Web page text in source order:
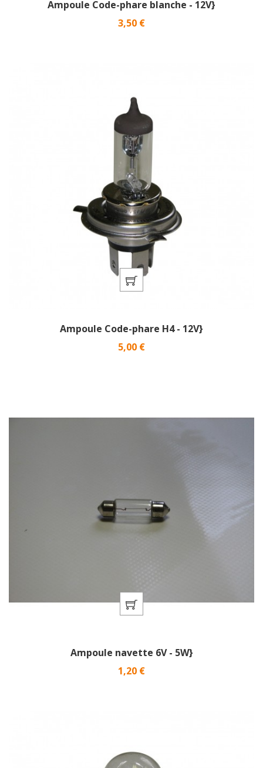
Ampoule Code-phare blanche - 12V}
Prix
3,50 €
Ampoule Code-phare H4 - 12V}
Prix
5,00 €
Ampoule navette 6V - 5W}
Prix
1,20 €